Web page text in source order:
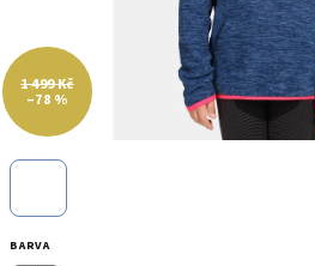
BARVA
1 499 Kč
–78 %